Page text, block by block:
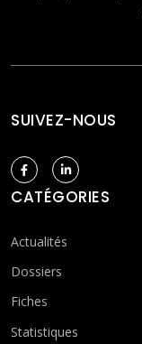
SUIVEZ-NOUS
CATÉGORIES
Actualités
Dossiers
Fiches
Statistiques